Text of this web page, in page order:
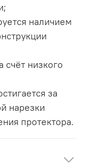
наличием
счёт низкого
за
нарезки
протектора.